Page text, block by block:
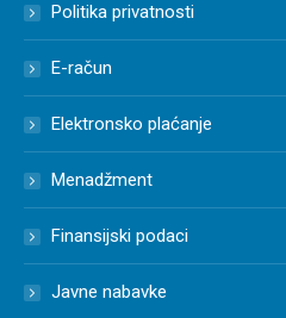
Politika privatnosti
E-račun
Elektronsko plaćanje
Menadžment
Finansijski podaci
Javne nabavke